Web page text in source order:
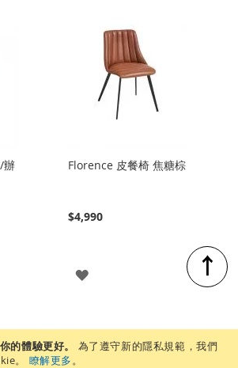
的體驗更好。
為了遵守新的隱私規範，我們
。
瞭解更多。
辦
Florence 皮餐椅 焦糖棕
$4,990
登
↑